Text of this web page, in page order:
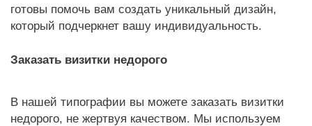
готовы помочь вам создать уникальный дизайн,
который подчеркнет вашу индивидуальность.
Заказать визитки недорого
В нашей типографии вы можете заказать визитки
недорого, не жертвуя качеством. Мы используем